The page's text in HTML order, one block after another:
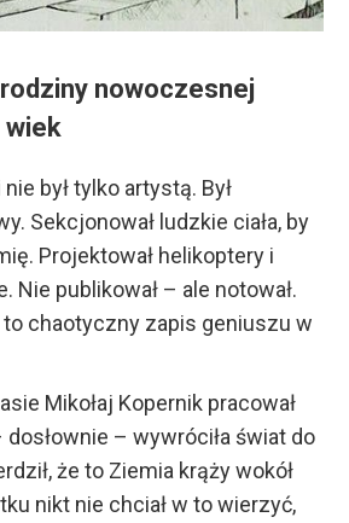
nowoczesnej
wiek
był tylko artystą. Był
Sekcjonował ludzkie ciała, by
Projektował helikoptery i
Nie publikował – ale notował.
chaotyczny zapis geniuszu w
Mikołaj Kopernik pracował
dosłownie – wywróciła świat do
że to Ziemia krąży wokół
nikt nie chciał w to wierzyć,